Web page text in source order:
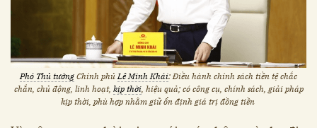
Phó Thủ tướng Chính phủ Lê Minh Khái: Điều hành chính sách tiền tệ chắc
chắn, chủ động, linh hoạt, kịp thời, hiệu quả; có công cụ, chính sách, giải pháp
kịp thời, phù hợp nhằm giữ ổn định giá trị đồng tiền